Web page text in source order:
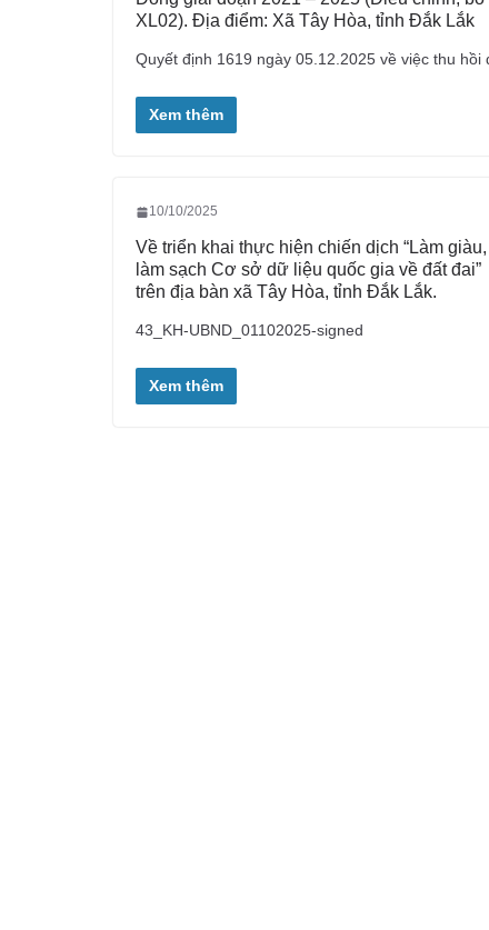
XL02). Địa điểm: Xã Tây Hòa, tỉnh Đắk Lắk
Quyết định 1619 ngày 05.12.2025 về việc thu
Xem thêm
10/10/2025
Về triển khai thực hiện chiến dịch “Làm giàu,
làm sạch Cơ sở dữ liệu quốc gia về đất đai”
trên địa bàn xã Tây Hòa, tỉnh Đắk Lắk.
43_KH-UBND_01102025-signed
Xem thêm